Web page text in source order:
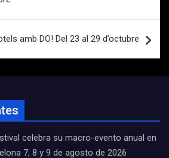
amb DO! Del 23 al 29 d’octubre
celebra su macro-evento anual en
7, 8 y 9 de agosto de 2026